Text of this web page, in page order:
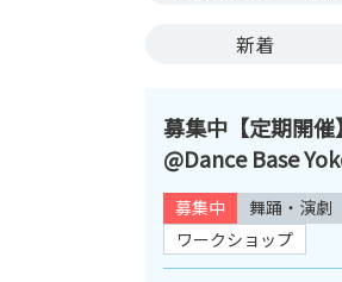
新着
募集中【定期開
@Dance Base
募集中 舞踊・演劇
ワークショップ